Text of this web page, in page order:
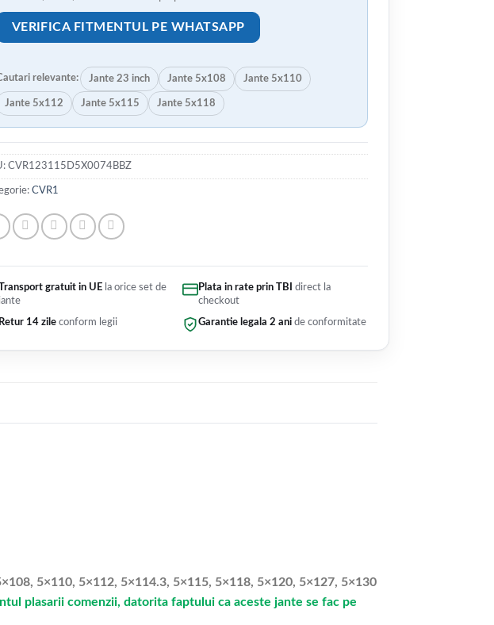
VERIFICA FITMENTUL PE WHATSAPP
relevante: Jante 23 inch Jante 5x108 Jante 5x110
Jante 5x112 Jante 5x115 Jante 5x118
CVR123115D5X0074BBZ
CVR1
gratuit in UE la orice set de
jante
Plata in rate prin TBI
direct la
checkout
Retur 14 zile conform legii Garantie legala 2 ani de conformitate
5×110, 5×112, 5×114.3, 5×115, 5×118, 5×120, 5×127, 5×130
plasarii comenzii, datorita faptului ca aceste jante se fac pe